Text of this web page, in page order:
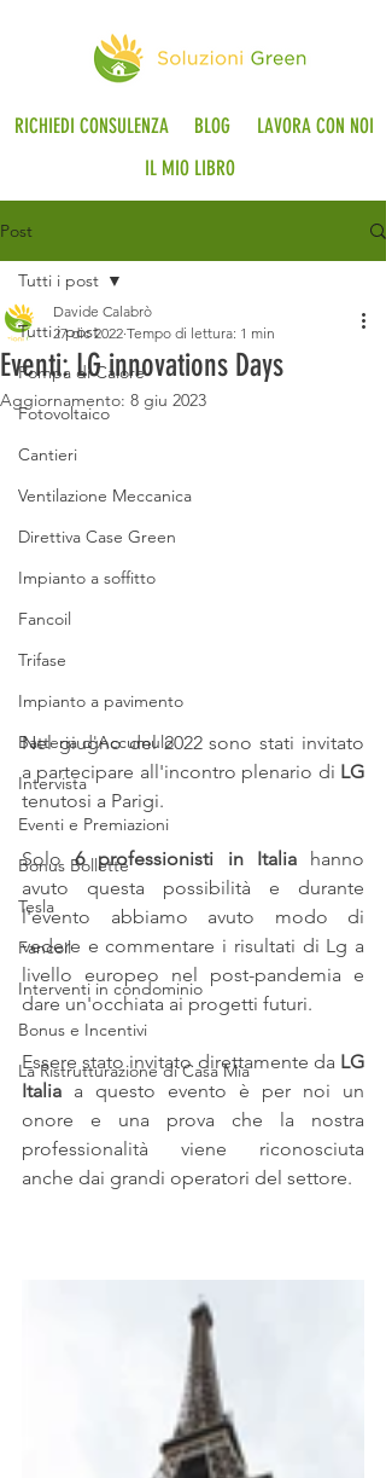
RICHIEDI CONSULENZA BLOG
LAVORA CON NOI
IL MIO LIBRO
Post
Tutti i post
Pompa di Calore
Fotovoltaico
Cantieri
Ventilazione Meccanica
Direttiva Case Green
Impianto a soffitto
Fancoil
Trifase
Impianto a pavimento
Batteria d'Accumulo
Intervista
Eventi e Premiazioni
Bonus Bollette
Tesla
Fancoil
Interventi in condominio
Bonus e Incentivi
La Ristrutturazione di Casa Mia
Tutti i post
Eventi: LG innovations Days
Davide Calabrò
27 dic 2022 Tempo di lettura: 1 min
Aggiornamento: 8 giu 2023
Nel giugno del 2022 sono stati invitato
a partecipare all'incontro plenario di LG
tenutosi a Parigi.
Solo 6 professionisti in Italia hanno
avuto questa possibilità e durante
l'evento abbiamo avuto modo di
vedere e commentare i risultati di Lg a
livello europeo nel post-pandemia e
dare un'occhiata ai progetti futuri.
Essere stato invitato direttamente da LG
Italia a questo evento è per noi un
onore e una prova che la nostra
professionalità viene riconosciuta
anche dai grandi operatori del settore.